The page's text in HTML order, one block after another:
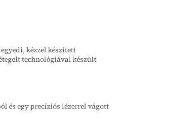
kézzel készített
technológiával készült
és egy precíziós lézerrel vágott